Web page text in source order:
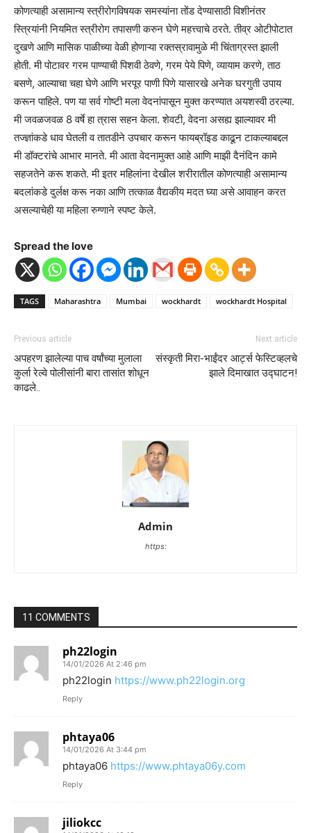
कोणत्याही असामान्य स्त्रीरोगविषयक समस्यांना तोंड देण्यासाठी विशीनंतर
स्त्रियांनी नियमित स्त्रीरोग तपासणी करुन घेणे महत्त्वाचे ठरते. तीव्र ओटीपोटात
दुखणे आणि मासिक पाळीच्या वेळी होणाऱ्या रक्तस्रावामुळे मी चिंताग्रस्त झाली
होती. मी पोटावर गरम पाण्याची पिशवी ठेवणे, गरम पेये पिणे, व्यायाम करणे, ताठ
बसणे, आल्याचा चहा घेणे आणि भरपूर पाणी पिणे यासारखे अनेक घरगुती उपाय
करून पाहिले. पण या सर्व गोष्टी मला वेदनांपासून मुक्त करण्यात अयशस्वी ठरल्या.
मी जवळजवळ 8 वर्षे हा त्रास सहन केला. शेवटी, वेदना असह्य झाल्यावर मी
तज्ज्ञांकडे धाव घेतली व तातडीने उपचार करून फायब्रॉइड काढून टाकल्याबद्दल
मी डॉक्टरांचे आभार मानते. मी आता वेदनामुक्त आहे आणि माझी दैनंदिन कामे
सहजतेने करू शकते. मी इतर महिलांना देखील शरीरातील कोणत्याही असामान्य
बदलांकडे दुर्लक्ष करू नका आणि तत्काळ वैद्यकीय मदत घ्या असे आवाहन करत
असल्याचेही या महिला रुग्णाने स्पष्ट केले.
Spread the love
TAGS Maharashtra Mumbai wockhardt wockhardt Hospital
Previous article
अपहरण झालेल्या पाच वर्षांच्या मुलाला
कुर्ला रेल्वे पोलीसांनी बारा तासांत शोधून
काढले..
Next article
संस्कृती मिरा-भाईंदर आर्ट्स फेस्टिव्हलचे
झाले दिमाखात उद्घाटन!
Admin
https:
11 COMMENTS
ph22login
14/01/2026 At 2:46 pm
ph22login https://www.ph22login.org
Reply
phtaya06
14/01/2026 At 3:44 pm
phtaya06 https://www.phtaya06y.com
Reply
jiliokcc